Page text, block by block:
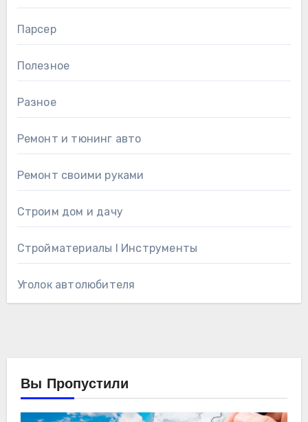
Парсер
Полезное
Разное
Ремонт и тюнинг авто
Ремонт своими руками
Строим дом и дачу
Стройматериалы l Инструменты
Уголок автолюбителя
Вы Пропустили